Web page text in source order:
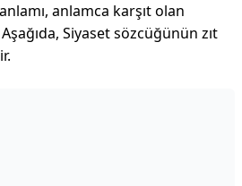
anlamca karşıt olan
Siyaset sözcüğünün zıt